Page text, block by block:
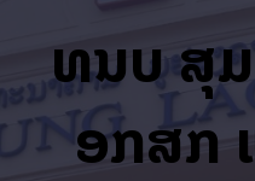
ທນບ ສຸ
ອກສກ